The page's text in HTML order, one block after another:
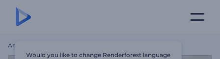
Ana Sayfa
Would you like to change Renderforest language